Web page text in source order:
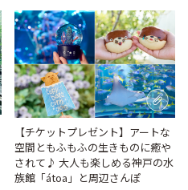
【チケットプレゼント】アートな
空間ともふもふの生きものに癒や
されて♪ 大人も楽しめる神戸の水
族館「átoa」と周辺さんぽ